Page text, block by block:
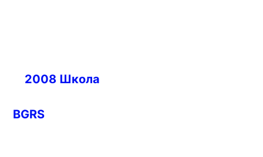
Навигация
записям
2008 Школа
BGRS